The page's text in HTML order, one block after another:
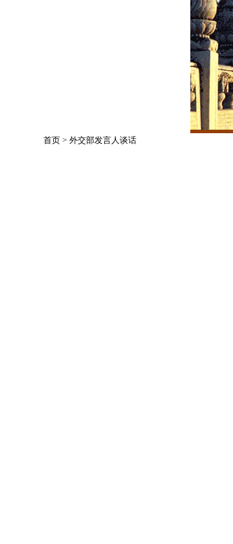
首页 > 外交部发言人谈话